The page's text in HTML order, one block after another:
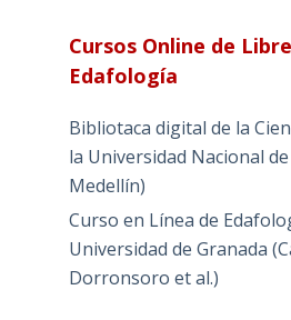
Cursos Online de
Edafología
Bibliotaca digital de la
la Universidad Nacional
Medellín)
Curso en Línea de
Universidad de Granada
Dorronsoro et al.)